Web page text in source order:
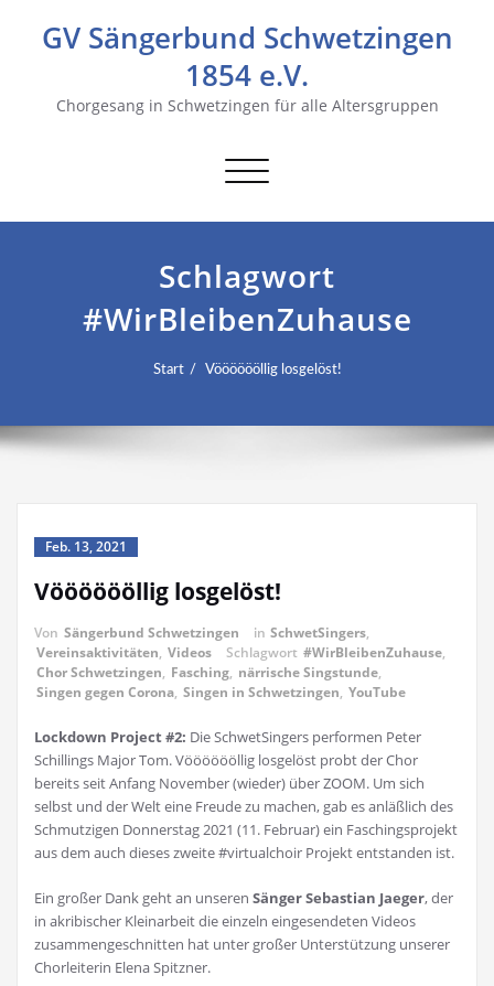
GV Sängerbund Schwetzingen
1854 e.V.
Chorgesang in Schwetzingen für alle Altersgruppen
Navigation
Schlagwort
#WirBleibenZuhause
Start Vööööööllig losgelöst!
Feb. 13, 2021
Vööööööllig losgelöst!
Von Sängerbund Schwetzingen in SchwetSingers,
Vereinsaktivitäten, Videos Schlagwort #WirBleibenZuhause,
Chor Schwetzingen, Fasching, närrische Singstunde,
Singen gegen Corona, Singen in Schwetzingen, YouTube
Lockdown Project #2: Die SchwetSingers performen Peter
Schillings Major Tom. Vööööööllig losgelöst probt der Chor
bereits seit Anfang November (wieder) über ZOOM. Um sich
selbst und der Welt eine Freude zu machen, gab es anläßlich des
Schmutzigen Donnerstag 2021 (11. Februar) ein Faschingsprojekt
aus dem auch dieses zweite #virtualchoir Projekt entstanden ist.
Ein großer Dank geht an unseren Sänger Sebastian Jaeger, der
in akribischer Kleinarbeit die einzeln eingesendeten Videos
zusammengeschnitten hat unter großer Unterstützung unserer
Chorleiterin Elena Spitzner.